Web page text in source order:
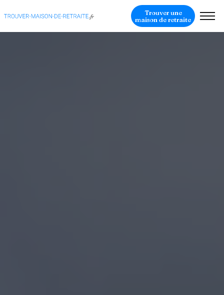
Trouver une
maison de retraite